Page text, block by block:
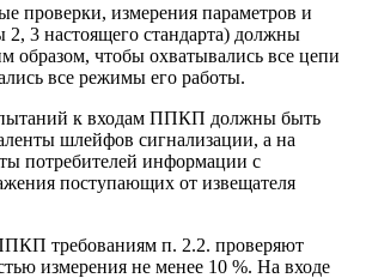
проверки, измерения параметров и
2, 3 настоящего стандарта) должны
образом, чтобы охватывались все цепи
все режимы его работы.
к входам ППКП должны быть
шлейфов сигнализации, а на
потребителей информации с
поступающих от извещателя
требованиям п. 2.2. проверяют
измерения не менее 10 %. На входе